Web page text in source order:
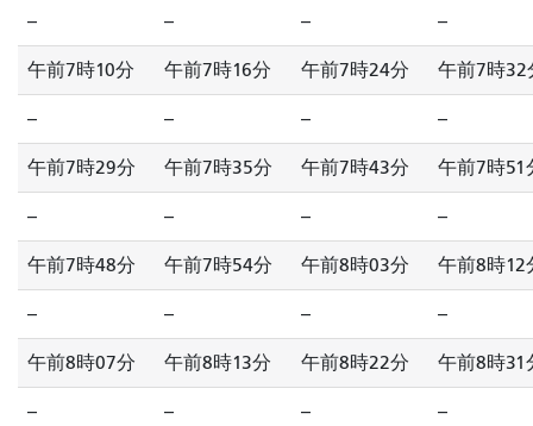
-- -- -- --
午前7時10分 午前7時16分 午前7時24分 午前7時32
-- -- -- --
午前7時29分 午前7時35分 午前7時43分 午前7時51
-- -- -- --
午前7時48分 午前7時54分 午前8時03分 午前8時12
-- -- -- --
午前8時07分 午前8時13分 午前8時22分 午前8時31
-- -- -- --